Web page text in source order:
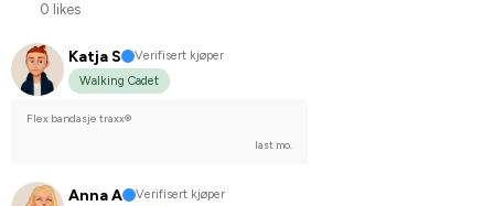
0 likes
Katja S
Verifisert kjøper
Walking Cadet
Flex bandasje traxx®
last mo.
Anna A
Verifisert kjøper